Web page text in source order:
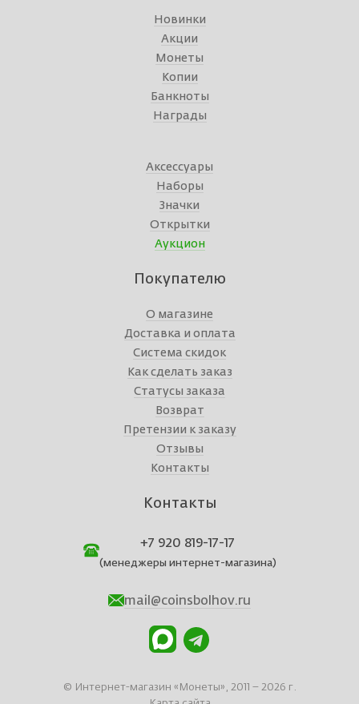
Новинки
Акции
Монеты
Копии
Банкноты
Награды
Аксессуары
Наборы
Значки
Открытки
Аукцион
Покупателю
О магазине
Доставка и оплата
Система скидок
Как сделать заказ
Статусы заказа
Возврат
Претензии к заказу
Отзывы
Контакты
Контакты
+7 920 819-17-17
(менеджеры интернет-магазина)
mail@coinsbolhov.ru
© Интернет-магазин «Монеты», 2011 – 2026 г.